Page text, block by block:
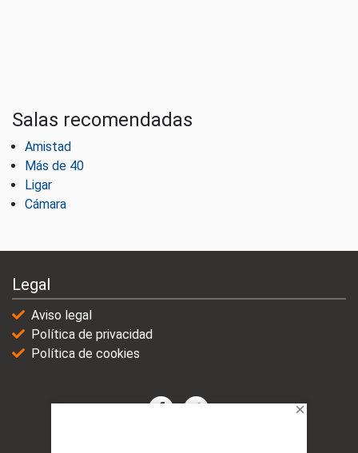
Salas recomendadas
Amistad
Más de 40
Ligar
Cámara
Legal
Aviso legal
Política de privacidad
Política de cookies